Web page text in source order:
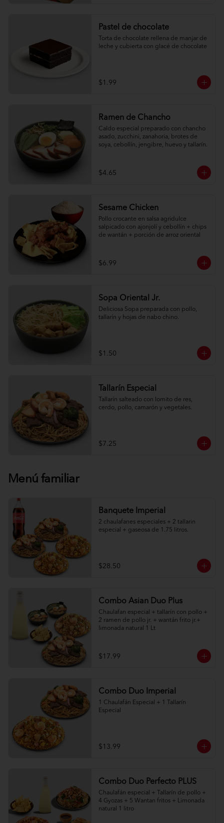
Pastel de chocolate
Torta de chocolate rellena de manjar de
leche y cubierta con glacé de chocolate
$1.99
Ramen de Chancho
Caldo especial preparado con chancho
asado, zucchini, zanahoria, brotes de
soya, cebollín, jengibre, huevo y tallarín.
$4.65
Sesame Chicken
Pollo crocante en salsa agridulce
salpicado con ajonjolí y cebollín + chips
de wantán + porción de arroz oriental
$6.99
Sopa Oriental Jr.
Deliciosa Sopa preparada con pollo,
tallarín y hojas de nabo chino.
$1.50
Tallarín Especial
Tallarín salteado con lomito de res,
cerdo, pollo, camarón y vegetales.
$7.25
Menú familiar
Banquete Imperial
2 chaulafanes especiales + 2 tallarin
especial + gaseosa de 1.75 litros.
$28.50
Combo Asian Duo Plus
Chaulafan especial + tallarín con pollo +
2 ramen de pollo jr. + wantán frito jr.+
limonada natural 1 Lt
$17.99
Combo Duo Imperial
1 Chaulafán Especial + 1 Tallarín
Especial
$13.99
Combo Duo Perfecto PLUS
Chaulafán especial + Tallarín de pollo +
4 Gyozas + 5 Wantan fritos + Limonada
natural 1 litro